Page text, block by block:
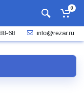
0
68 info@rezar.ru